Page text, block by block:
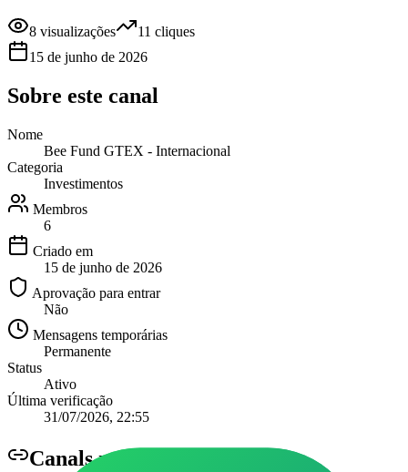
8 visualizações 11 cliques
15 de junho de 2026
Sobre este canal
Nome
Bee Fund GTEX - Internacional
Categoria
Investimentos
Membros
6
Criado em
15 de junho de 2026
Aprovação para entrar
Não
Mensagens temporárias
Permanente
Status
Ativo
Última verificação
31/07/2026, 22:55
Canals relacionados